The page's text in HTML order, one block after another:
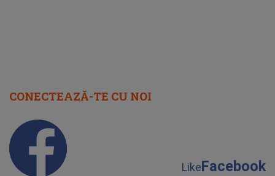
CONECTEAZĂ-TE CU NOI
LikeFacebook